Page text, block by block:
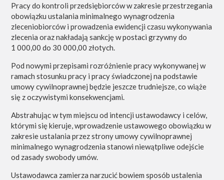
Pracy do kontroli przedsiębiorców w zakresie przestrzegania
obowiązku ustalania minimalnego wynagrodzenia
zleceniobiorców i prowadzenia ewidencji czasu wykonywania
zlecenia oraz nakładają sankcję w postaci grzywny do
1 000,00 do 30 000,00 złotych.
Pod nowymi przepisami rozróżnienie pracy wykonywanej w
ramach stosunku pracy i pracy świadczonej na podstawie
umowy cywilnoprawnej będzie jeszcze trudniejsze, co wiąże
się z oczywistymi konsekwencjami.
Abstrahując w tym miejscu od intencji ustawodawcy i celów,
którymi się kieruje, wprowadzenie ustawowego obowiązku w
zakresie ustalania przez strony umowy cywilnoprawnej
minimalnego wynagrodzenia stanowi niewątpliwe odejście
od zasady swobody umów.
Ustawodawca zamierza narzucić bowiem sposób ustalenia